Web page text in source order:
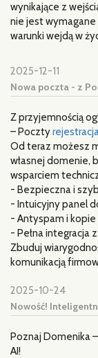
wynikające z
nie jest
warunki wejdą w
2025-12-11
Nowa poczta - z
Z przyjemnością
– Poczty
Od teraz możesz
własnej domenie,
wsparciem
- Bezpieczna i
- Intuicyjny panel
- Antyspam i
- Pełna integracja
Zbuduj
komunikacją
2025-10-24
Nowość!
Poznaj Domenika
AI!